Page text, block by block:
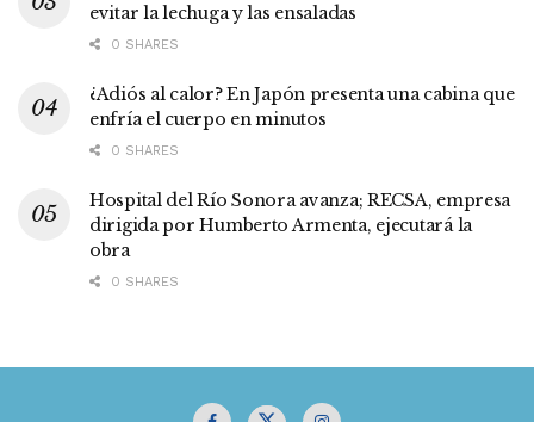
evitar la lechuga y las ensaladas
0 SHARES
¿Adiós al calor? En Japón presenta una cabina que
enfría el cuerpo en minutos
0 SHARES
Hospital del Río Sonora avanza; RECSA, empresa
dirigida por Humberto Armenta, ejecutará la
obra
0 SHARES